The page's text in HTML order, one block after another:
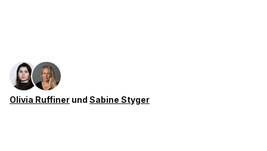
Olivia Ruffiner und Sabine Styger